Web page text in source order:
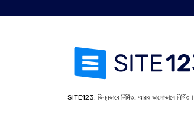
SITE123: ভিন্নভাবে নির্মিত, আরও ভালোভাবে নির্মিত।